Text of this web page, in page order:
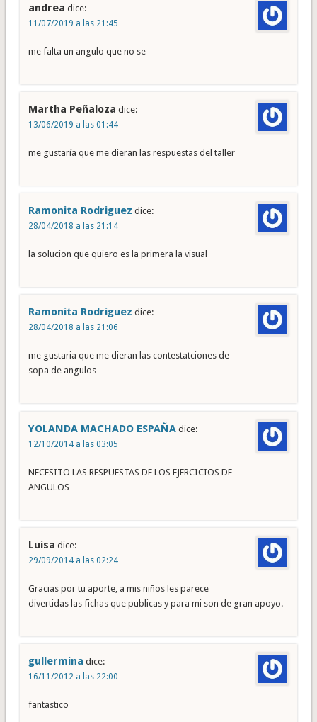
andrea dice:
11/07/2019 a las 21:45
me falta un angulo que no se
Martha Peñaloza dice:
13/06/2019 a las 01:44
me gustaría que me dieran las respuestas del taller
Ramonita Rodriguez dice:
28/04/2018 a las 21:14
la solucion que quiero es la primera la visual
Ramonita Rodriguez dice:
28/04/2018 a las 21:06
me gustaria que me dieran las contestatciones de
sopa de angulos
YOLANDA MACHADO ESPAÑA dice:
12/10/2014 a las 03:05
NECESITO LAS RESPUESTAS DE LOS EJERCICIOS DE
ANGULOS
Luisa dice:
29/09/2014 a las 02:24
Gracias por tu aporte, a mis niños les parece
divertidas las fichas que publicas y para mi son de gran apoyo.
gullermina dice:
16/11/2012 a las 22:00
fantastico